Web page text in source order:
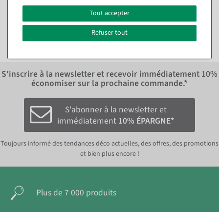
En différentes versions
4,95 EUR hors TVA 3,95 EUR hors TVA
S'inscrire à la newsletter et recevoir immédiatement 10%
économiser sur la prochaine commande.*
S'abonner à la newsletter et
immédiatement 10% ÉPARGNE*
Toujours informé des tendances déco actuelles, des offres, des promotions
et bien plus encore !
Plus de 7 000 produits
Tout accepter
Refuser tout